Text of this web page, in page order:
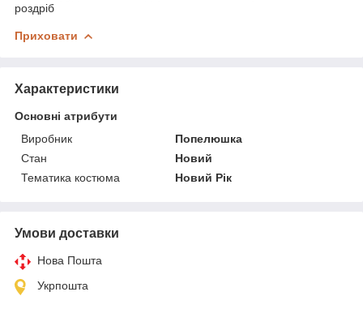
роздріб
Приховати
Характеристики
Основні атрибути
Виробник
Попелюшка
Стан
Новий
Тематика костюма
Новий Рік
Умови доставки
Нова Пошта
Укрпошта